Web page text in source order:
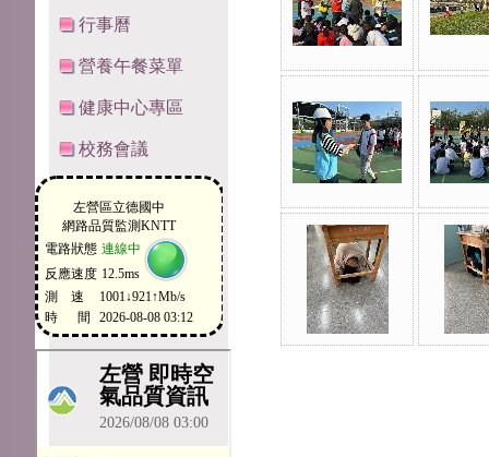
行事曆
營養午餐菜單
健康中心專區
校務會議